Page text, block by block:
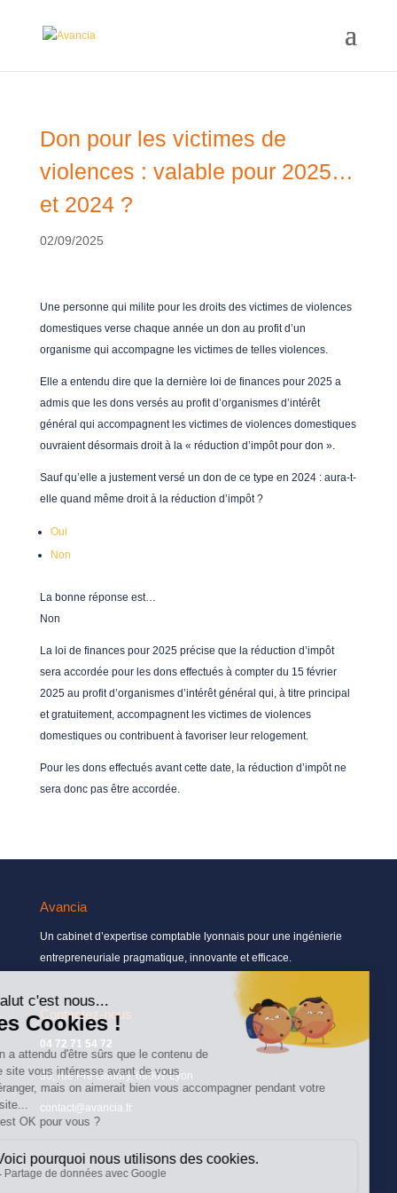
Don pour les victimes de
violences : valable pour 2025…
et 2024 ?
02/09/2025
Une personne qui milite pour les droits des victimes de violences
domestiques verse chaque année un don au profit d’un
organisme qui accompagne les victimes de telles violences.
Elle a entendu dire que la dernière loi de finances pour 2025 a
admis que les dons versés au profit d’organismes d’intérêt
général qui accompagnent les victimes de violences domestiques
ouvraient désormais droit à la « réduction d’impôt pour don ».
Sauf qu’elle a justement versé un don de ce type en 2024 : aura-t-
elle quand même droit à la réduction d’impôt ?
Oui
Non
La bonne réponse est…
Non
La loi de finances pour 2025 précise que la réduction d’impôt
sera accordée pour les dons effectués à compter du 15 février
2025 au profit d’organismes d’intérêt général qui, à titre principal
et gratuitement, accompagnent les victimes de violences
domestiques ou contribuent à favoriser leur relogement.
Pour les dons effectués avant cette date, la réduction d’impôt ne
sera donc pas être accordée.
Avancia
Un cabinet d’expertise comptable lyonnais pour une ingénierie
entrepreneuriale pragmatique, innovante et efficace.
Contactez-nous
04 72 71 54 72
30, rue Pré Gaudry, 69007 Lyon
contact@avancia.fr